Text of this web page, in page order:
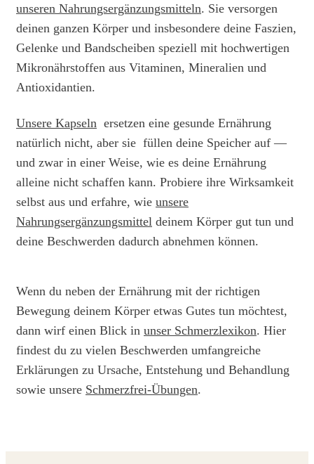
unseren Nahrungsergänzungsmitteln. Sie versorgen
deinen ganzen Körper und insbesondere deine Faszien,
Gelenke und Bandscheiben speziell mit hochwertigen
Mikronährstoffen aus Vitaminen, Mineralien und
Antioxidantien.
Unsere Kapseln ersetzen eine gesunde Ernährung
natürlich nicht, aber sie füllen deine Speicher auf —
und zwar in einer Weise, wie es deine Ernährung
alleine nicht schaffen kann. Probiere ihre Wirksamkeit
selbst aus und erfahre, wie unsere
Nahrungsergänzungsmittel deinem Körper gut tun und
deine Beschwerden dadurch abnehmen können.
Wenn du neben der Ernährung mit der richtigen
Bewegung deinem Körper etwas Gutes tun möchtest,
dann wirf einen Blick in unser Schmerzlexikon. Hier
findest du zu vielen Beschwerden umfangreiche
Erklärungen zu Ursache, Entstehung und Behandlung
sowie unsere Schmerzfrei-Übungen.